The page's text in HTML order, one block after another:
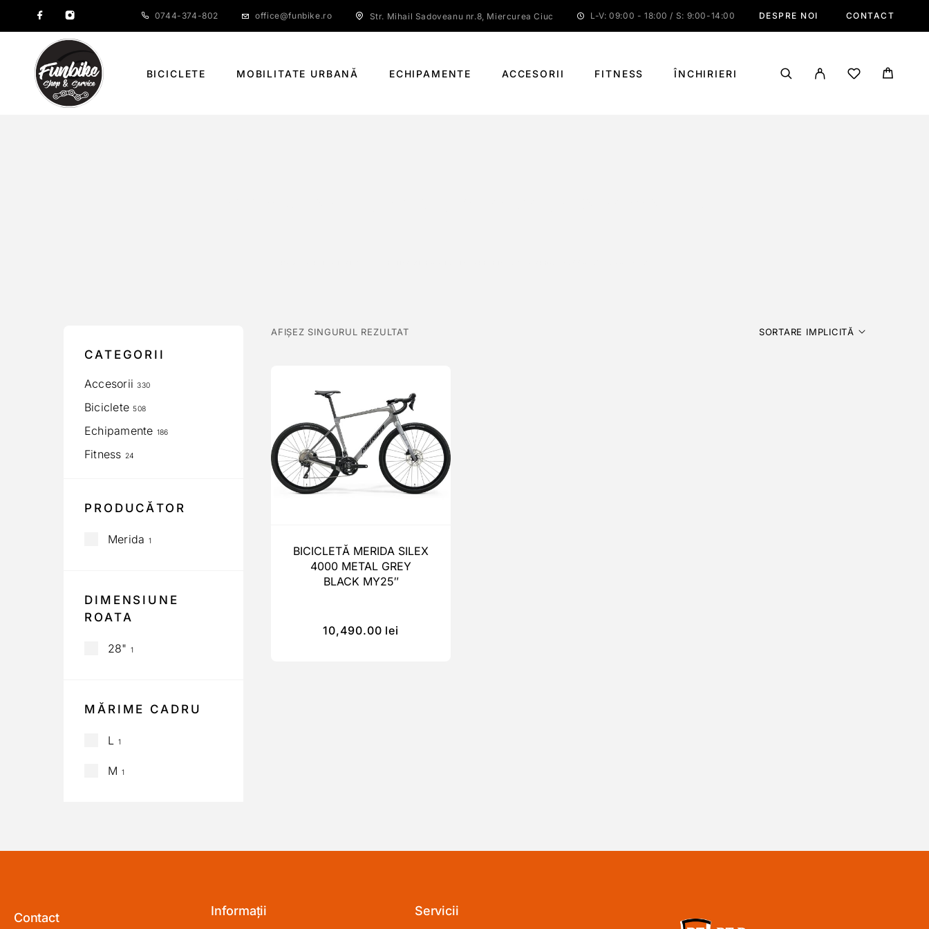
0744-374-802 office@funbike.ro Str. Mihail Sadoveanu nr.8, Miercurea Ciuc L-V: 09:00 - 18:00 / S: 9:00-14:00 DESPRE NOI CONTACT
BICICLETE MOBILITATE URBANĂ ECHIPAMENTE ACCESORII FITNESS ÎNCHIRIERI
CATEGORII
Accesorii 330
Biciclete 508
Echipamente 186
Fitness 24
PRODUCĂTOR
Merida 1
DIMENSIUNE
ROATA
28" 1
MĂRIME CADRU
L 1
M 1
AFIȘEZ SINGURUL REZULTAT SORTARE IMPLICITĂ
BICICLETĂ MERIDA SILEX
4000 METAL GREY
BLACK MY25″
10,490.00 lei
Contact Informații Servicii